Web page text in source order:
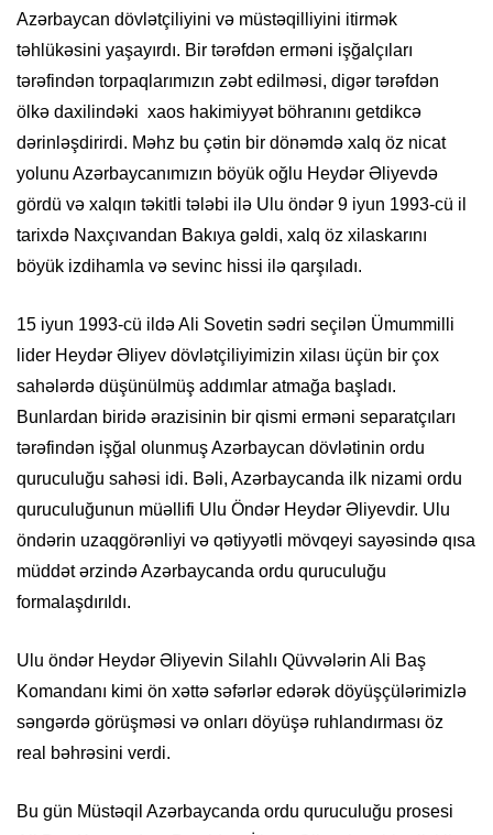
Azərbaycan dövlətçiliyini və müstəqilliyini itirmək
təhlükəsini yaşayırdı. Bir tərəfdən erməni işğalçıları
tərəfindən torpaqlarımızın zəbt edilməsi, digər tərəfdən
ölkə daxilindəki xaos hakimiyyət böhranını getdikcə
dərinləşdirirdi. Məhz bu çətin bir dönəmdə xalq öz nicat
yolunu Azərbaycanımızın böyük oğlu Heydər Əliyevdə
gördü və xalqın təkitli tələbi ilə Ulu öndər 9 iyun 1993-cü il
tarixdə Naxçıvandan Bakıya gəldi, xalq öz xilaskarını
böyük izdihamla və sevinc hissi ilə qarşıladı.
15 iyun 1993-cü ildə Ali Sovetin sədri seçilən Ümummilli
lider Heydər Əliyev dövlətçiliyimizin xilası üçün bir çox
sahələrdə düşünülmüş addımlar atmağa başladı.
Bunlardan biridə ərazisinin bir qismi erməni separatçıları
tərəfindən işğal olunmuş Azərbaycan dövlətinin ordu
quruculuğu sahəsi idi. Bəli, Azərbaycanda ilk nizami ordu
quruculuğunun müəllifi Ulu Öndər Heydər Əliyevdir. Ulu
öndərin uzaqgörənliyi və qətiyyətli mövqeyi sayəsində qısa
müddət ərzində Azərbaycanda ordu quruculuğu
formalaşdırıldı.
Ulu öndər Heydər Əliyevin Silahlı Qüvvələrin Ali Baş
Komandanı kimi ön xəttə səfərlər edərək döyüşçülərimizlə
səngərdə görüşməsi və onları döyüşə ruhlandırması öz
real bəhrəsini verdi.
Bu gün Müstəqil Azərbaycanda ordu quruculuğu prosesi